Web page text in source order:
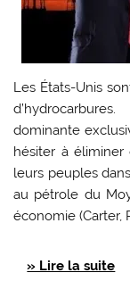
Les États-Unis
dominante
hésiter à
leurs peuples
au pétrole du
économie (Carter,
» Lire la suite